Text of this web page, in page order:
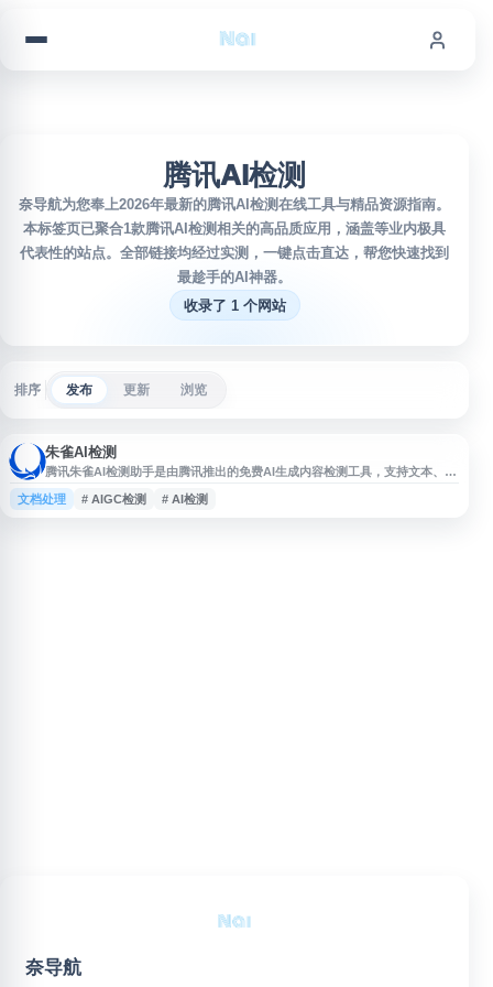
腾讯AI检测
奈导航为您奉上2026年最新的腾讯AI检测在线工具与精品资源指南。
本标签页已聚合1款腾讯AI检测相关的高品质应用，涵盖等业内极具
代表性的站点。全部链接均经过实测，一键点击直达，帮您快速找到
最趁手的AI神器。
收录了 1 个网站
排序 发布 更新 浏览
朱雀AI检测
腾讯朱雀AI检测助手是由腾讯推出的免费AI生成内容检测工具，支持文本、图
像和视频内容的智能识别与分析。该工具基于腾讯朱雀大模型技术，能够帮助
用户快速判断内容是否由人工智能生成，适用于内容审核、学术诚信、版权保
文档处理 # AIGC检测 # AI检测
奈导航